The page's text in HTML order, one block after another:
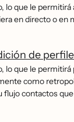
lo que le
en directo o
de
lo que le
como
contactos